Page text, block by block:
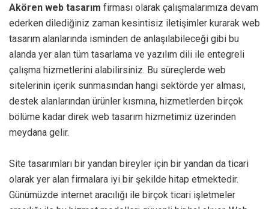
Akören web tasarım firması olarak çalışmalarımıza devam
ederken dilediğiniz zaman kesintisiz iletişimler kurarak web
tasarım alanlarında isminden de anlaşılabileceği gibi bu
alanda yer alan tüm tasarlama ve yazılım dili ile entegreli
çalışma hizmetlerini alabilirsiniz. Bu süreçlerde web
sitelerinin içerik sunmasından hangi sektörde yer alması,
destek alanlarından ürünler kısmına, hizmetlerden birçok
bölüme kadar direk web tasarım hizmetimiz üzerinden
meydana gelir.
Site tasarımları bir yandan bireyler için bir yandan da ticari
olarak yer alan firmalara iyi bir şekilde hitap etmektedir.
Günümüzde internet aracılığı ile birçok ticari işletmeler